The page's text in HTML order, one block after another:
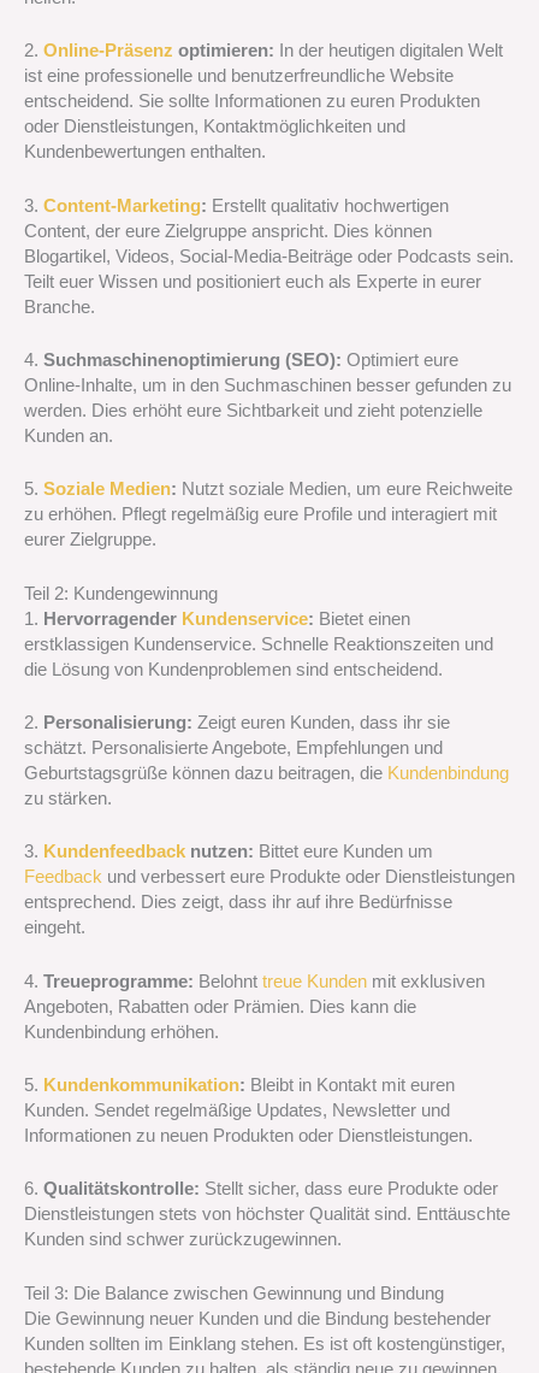
2. Online-Präsenz optimieren: In der heutigen digitalen Welt
ist eine professionelle und benutzerfreundliche Website
entscheidend. Sie sollte Informationen zu euren Produkten
oder Dienstleistungen, Kontaktmöglichkeiten und
Kundenbewertungen enthalten.
3. Content-Marketing: Erstellt qualitativ hochwertigen
Content, der eure Zielgruppe anspricht. Dies können
Blogartikel, Videos, Social-Media-Beiträge oder Podcasts sein.
Teilt euer Wissen und positioniert euch als Experte in eurer
Branche.
4. Suchmaschinenoptimierung (SEO): Optimiert eure
Online-Inhalte, um in den Suchmaschinen besser gefunden zu
werden. Dies erhöht eure Sichtbarkeit und zieht potenzielle
Kunden an.
5. Soziale Medien: Nutzt soziale Medien, um eure Reichweite
zu erhöhen. Pflegt regelmäßig eure Profile und interagiert mit
eurer Zielgruppe.
Teil 2: Kundengewinnung
1. Hervorragender Kundenservice: Bietet einen
erstklassigen Kundenservice. Schnelle Reaktionszeiten und
die Lösung von Kundenproblemen sind entscheidend.
2. Personalisierung: Zeigt euren Kunden, dass ihr sie
schätzt. Personalisierte Angebote, Empfehlungen und
Geburtstagsgrüße können dazu beitragen, die Kundenbindung
zu stärken.
3. Kundenfeedback nutzen: Bittet eure Kunden um
Feedback und verbessert eure Produkte oder Dienstleistungen
entsprechend. Dies zeigt, dass ihr auf ihre Bedürfnisse
eingeht.
4. Treueprogramme: Belohnt treue Kunden mit exklusiven
Angeboten, Rabatten oder Prämien. Dies kann die
Kundenbindung erhöhen.
5. Kundenkommunikation: Bleibt in Kontakt mit euren
Kunden. Sendet regelmäßige Updates, Newsletter und
Informationen zu neuen Produkten oder Dienstleistungen.
6. Qualitätskontrolle: Stellt sicher, dass eure Produkte oder
Dienstleistungen stets von höchster Qualität sind. Enttäuschte
Kunden sind schwer zurückzugewinnen.
Teil 3: Die Balance zwischen Gewinnung und Bindung
Die Gewinnung neuer Kunden und die Bindung bestehender
Kunden sollten im Einklang stehen. Es ist oft kostengünstiger,
bestehende Kunden zu halten, als ständig neue zu gewinnen.